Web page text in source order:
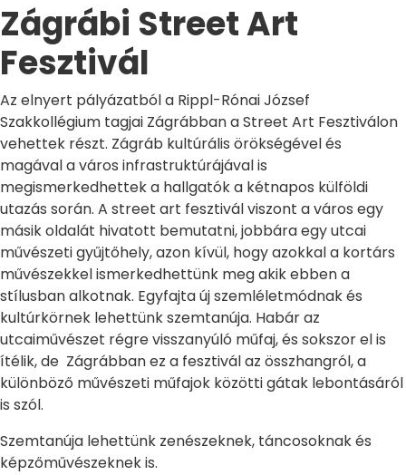
Zágrábi Street Art
Fesztivál
Az elnyert pályázatból a Rippl-Rónai József
Szakkollégium tagjai Zágrábban a Street Art Fesztiválon
vehettek részt. Zágráb kultúrális örökségével és
magával a város infrastruktúrájával is
megismerkedhettek a hallgatók a kétnapos külföldi
utazás során. A street art fesztivál viszont a város egy
másik oldalát hivatott bemutatni, jobbára egy utcai
művészeti gyűjtőhely, azon kívül, hogy azokkal a kortárs
művészekkel ismerkedhettünk meg akik ebben a
stílusban alkotnak. Egyfajta új szemléletmódnak és
kultúrkörnek lehettünk szemtanúja. Habár az
utcaiművészet régre visszanyúló műfaj, és sokszor el is
ítélik, de Zágrábban ez a fesztivál az összhangról, a
különböző művészeti műfajok közötti gátak lebontásáról
is szól.
Szemtanúja lehettünk zenészeknek, táncosoknak és
képzőművészeknek is.